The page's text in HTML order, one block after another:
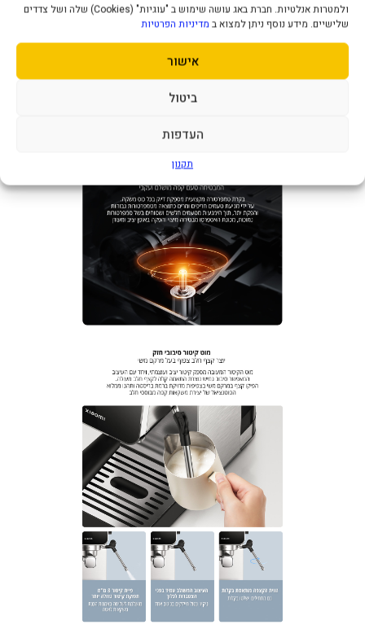
ולמטרות אנלטיות. חברת באג עושה שימוש ב "עוגיות" (Cookies) שלה ושל צדדים
שלישיים. מידע נוסף ניתן למצוא ב מדיניות הפרטיות
אישור
ביטול
העדפות
תקנון